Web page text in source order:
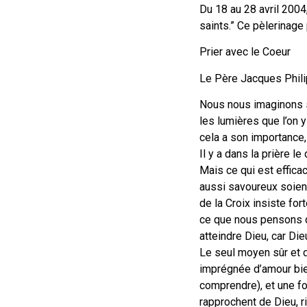
Du 18 au 28 avril
saints.” Ce
Prier avec le Coeur
Le Père Jacques
Nous nous
les lumières que l’on
cela a son
Il y a dans la prière
Mais ce qui est
aussi savoureux
de la Croix insiste
ce que nous pensons
atteindre Dieu, car
Le seul moyen sûr et
imprégnée d’amour
comprendre), et une
rapprochent de Dieu,